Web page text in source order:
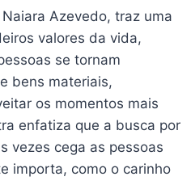
Naiara Azevedo, traz uma
valores da vida,
se tornam
bens materiais,
os momentos mais
enfatiza que a busca por
vezes cega as pessoas
importa, como o carinho